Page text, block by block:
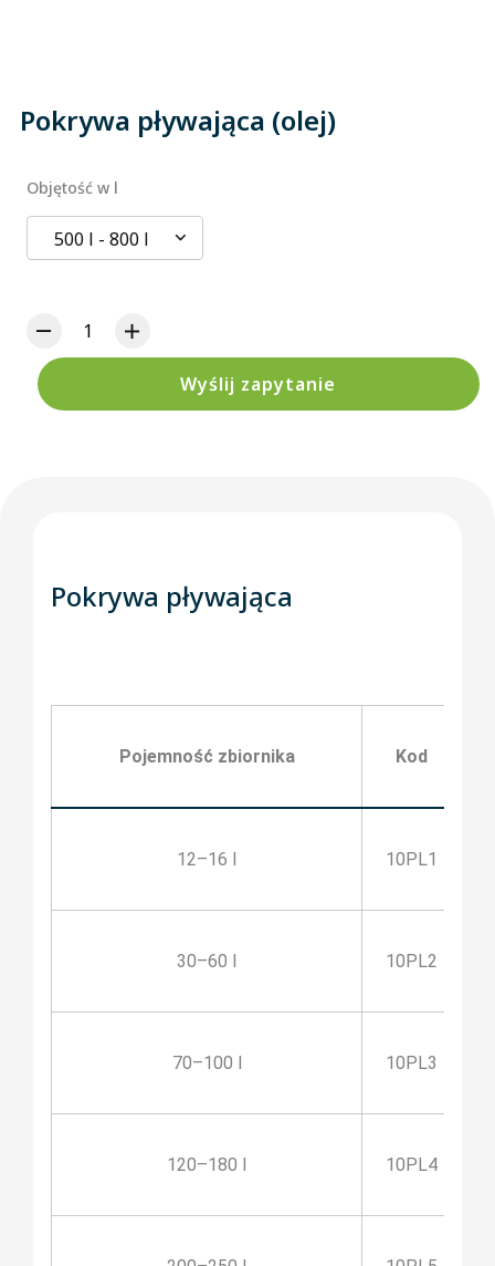
Pokrywa pływająca (olej)
Objętość w l
500 l - 800 l
Wyślij zapytanie
Pokrywa pływająca
Pojemność zbiornika Kod
12–16 l 10PL1
30–60 l 10PL2
70–100 l 10PL3
120–180 l 10PL4